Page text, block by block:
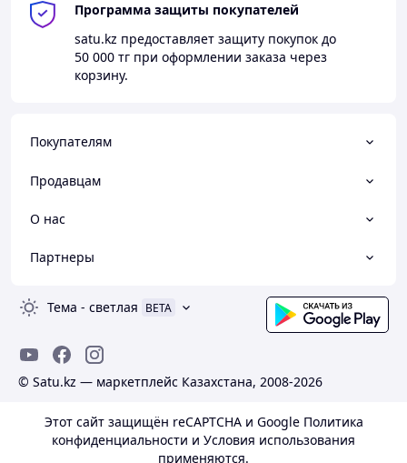
Программа защиты покупателей
satu.kz предоставляет защиту покупок до
50 000 тг при оформлении заказа через
корзину.
Покупателям
Продавцам
О нас
Партнеры
Тема - светлая BETA
© Satu.kz — маркетплейс Казахстана, 2008-2026
Этот сайт защищён reCAPTCHA и Google Политика
конфиденциальности и Условия использования
применяются.